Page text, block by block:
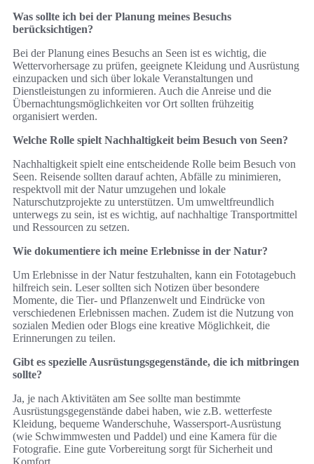
Was sollte ich bei der Planung meines Besuchs
berücksichtigen?
Bei der Planung eines Besuchs an Seen ist es wichtig, die
Wettervorhersage zu prüfen, geeignete Kleidung und Ausrüstung
einzupacken und sich über lokale Veranstaltungen und
Dienstleistungen zu informieren. Auch die Anreise und die
Übernachtungsmöglichkeiten vor Ort sollten frühzeitig
organisiert werden.
Welche Rolle spielt Nachhaltigkeit beim Besuch von Seen?
Nachhaltigkeit spielt eine entscheidende Rolle beim Besuch von
Seen. Reisende sollten darauf achten, Abfälle zu minimieren,
respektvoll mit der Natur umzugehen und lokale
Naturschutzprojekte zu unterstützen. Um umweltfreundlich
unterwegs zu sein, ist es wichtig, auf nachhaltige Transportmittel
und Ressourcen zu setzen.
Wie dokumentiere ich meine Erlebnisse in der Natur?
Um Erlebnisse in der Natur festzuhalten, kann ein Fototagebuch
hilfreich sein. Leser sollten sich Notizen über besondere
Momente, die Tier- und Pflanzenwelt und Eindrücke von
verschiedenen Erlebnissen machen. Zudem ist die Nutzung von
sozialen Medien oder Blogs eine kreative Möglichkeit, die
Erinnerungen zu teilen.
Gibt es spezielle Ausrüstungsgegenstände, die ich mitbringen
sollte?
Ja, je nach Aktivitäten am See sollte man bestimmte
Ausrüstungsgegenstände dabei haben, wie z.B. wetterfeste
Kleidung, bequeme Wanderschuhe, Wassersport-Ausrüstung
(wie Schwimmwesten und Paddel) und eine Kamera für die
Fotografie. Eine gute Vorbereitung sorgt für Sicherheit und